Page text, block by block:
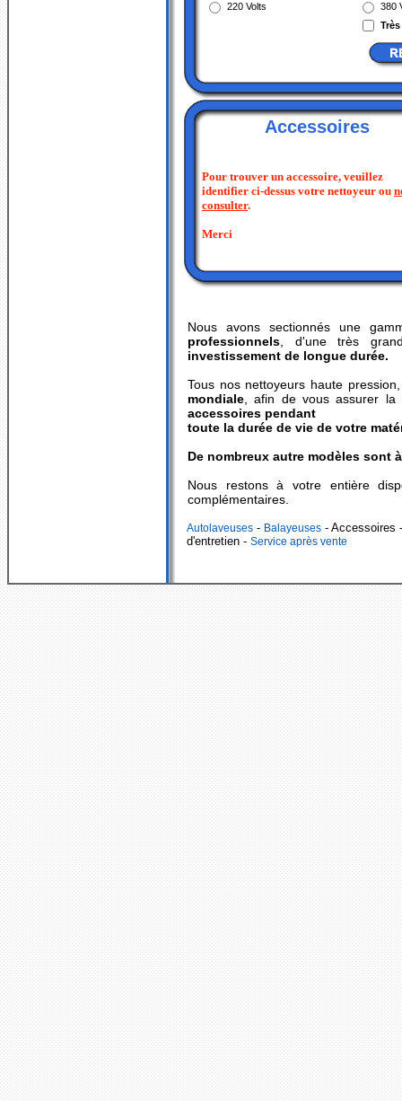
220 Volts
380
Accessoires
Pour trouver un accessoire, veuillez
identifier ci-dessus votre nettoyeur ou
consulter.
Merci
Nous avons sectionnés une
professionnels , d'une très
investissement de longue durée.
Tous nos nettoyeurs haute
mondiale , afin de vous assurer
accessoires pendant
toute la durée de vie de votre
De nombreux autre modèles sont
Nous restons à votre entière
complémentaires.
Autolaveuses - Balayeuses - Accessoires
d'entretien - Service après vente